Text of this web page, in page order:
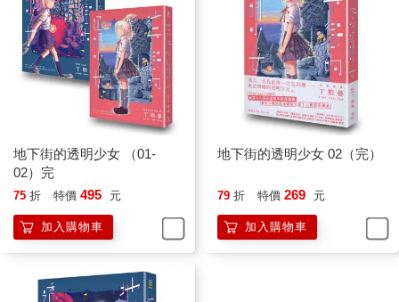
地下街的透明少女 （01-
02）完
75 折 特價 495 元
加入購物車
地下街的透明少女 02（完）
79 折 特價 269 元
加入購物車